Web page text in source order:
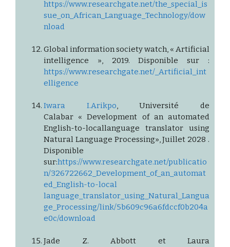
https://www.researchgate.net/the_special_is
sue_on_African_Language_Technology/dow
nload
Global information society watch, « Artificial
intelligence », 2019. Disponible sur :
https://www.researchgate.net/_Artificial_int
elligence
Iwara I.Arikpo, Université de
Calabar « Development of an automated
English-to-locallanguage translator using
Natural Language Processing», Juillet 2028 .
Disponible
sur:https://www.researchgate.net/publicatio
n/326722662_Development_of_an_automat
ed_English-to-local
language_translator_using_Natural_Langua
ge_Processing/link/5b609c96a6fdccf0b204a
e0c/download
Jade Z. Abbott et Laura